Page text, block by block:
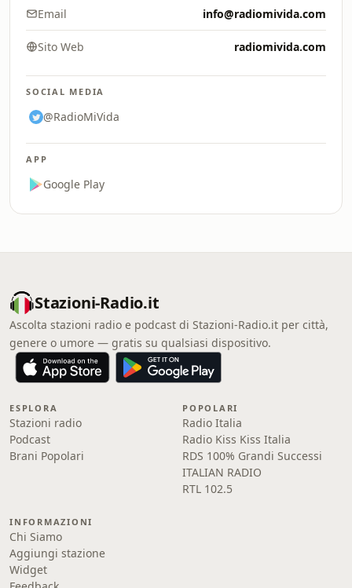
Email info@radiomivida.com
Sito Web radiomivida.com
SOCIAL MEDIA
@RadioMiVida
APP
Google Play
Stazioni-Radio.it
Ascolta stazioni radio e podcast di Stazioni-Radio.it per città,
genere o umore — gratis su qualsiasi dispositivo.
ESPLORA
Stazioni radio
Podcast
Brani Popolari
POPOLARI
Radio Italia
Radio Kiss Kiss Italia
RDS 100% Grandi Successi
ITALIAN RADIO
RTL 102.5
INFORMAZIONI
Chi Siamo
Aggiungi stazione
Widget